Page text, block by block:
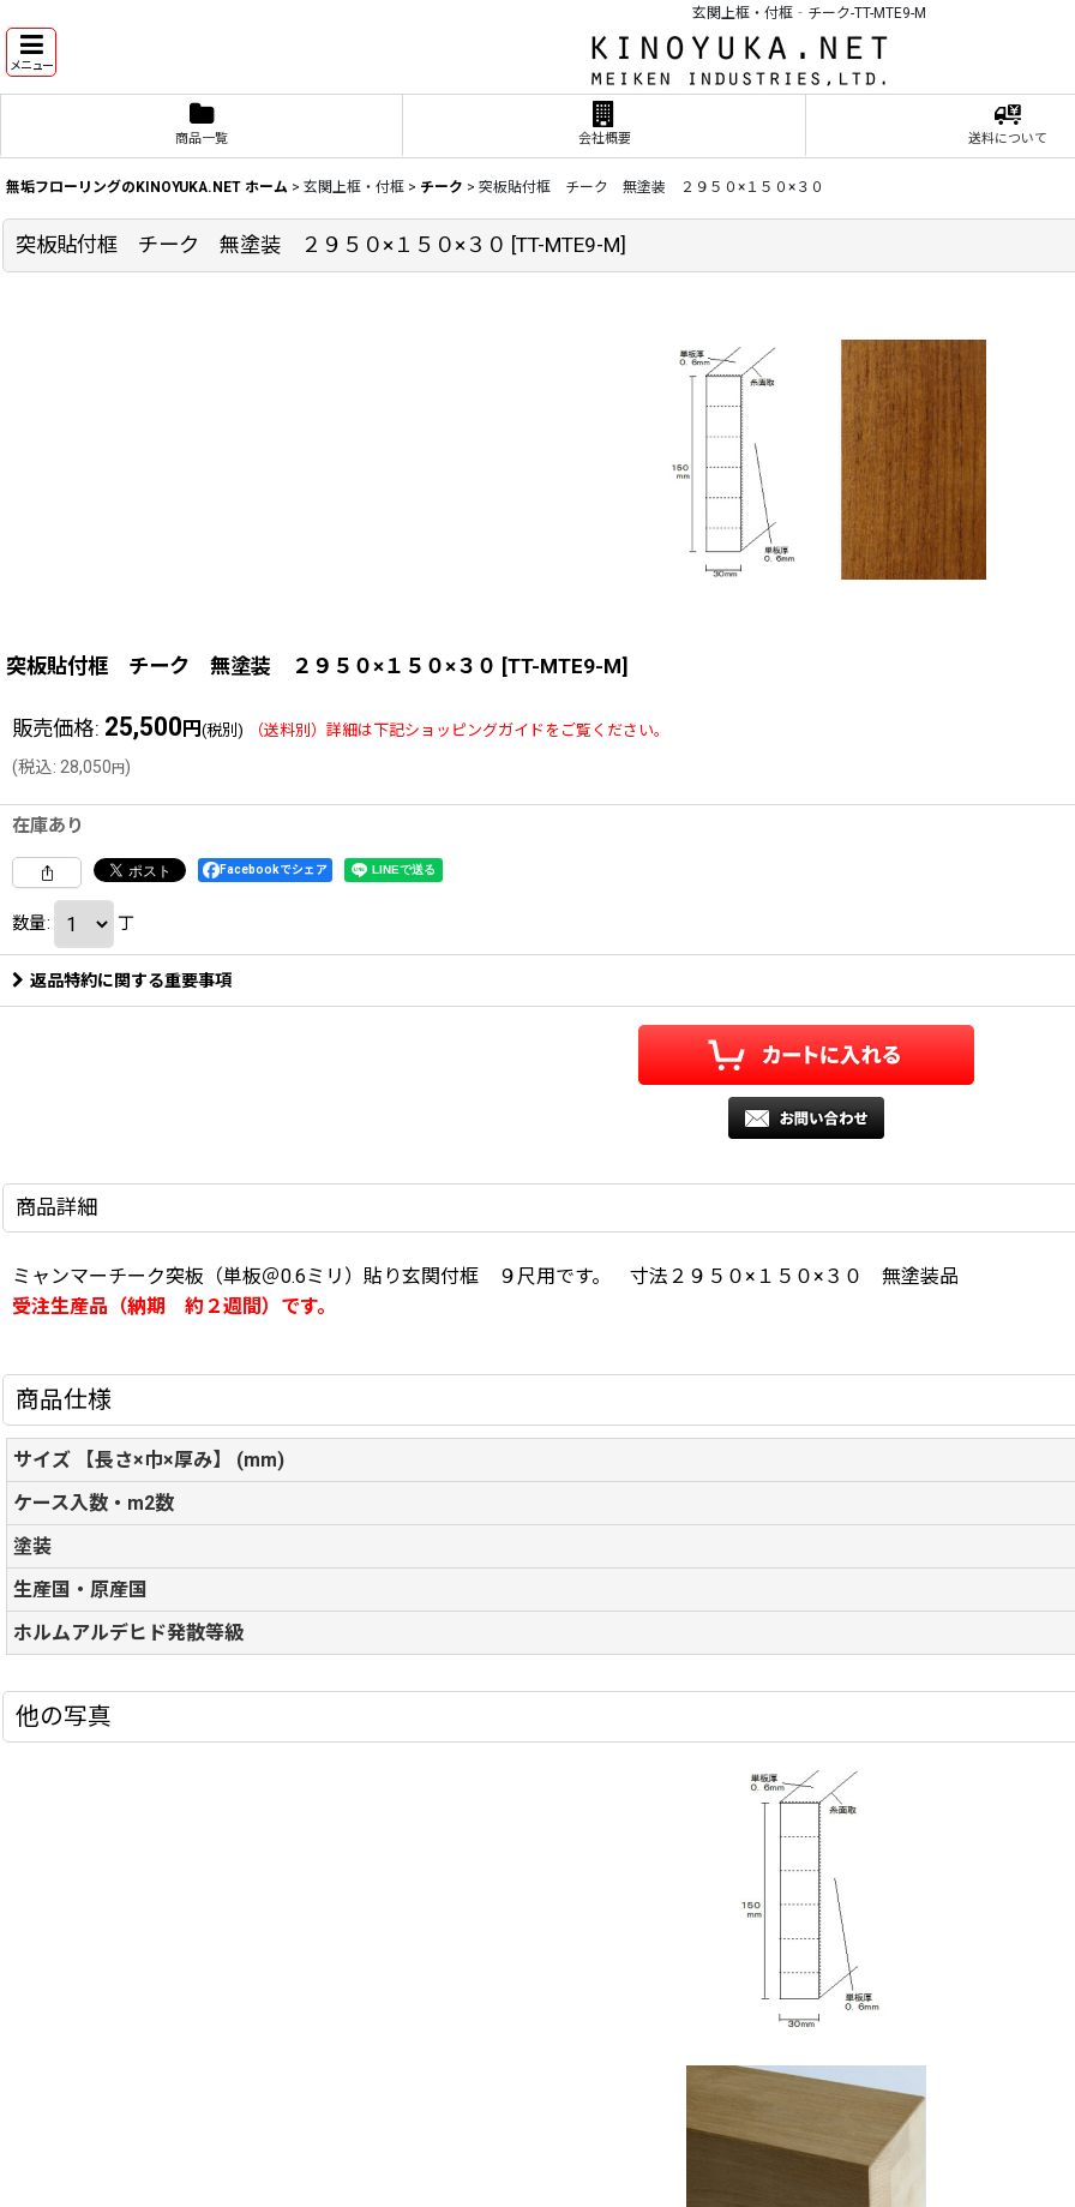
玄関上框・付框‐チーク-TT-MTE9-M
メニュー
商品一覧 会社概要 送料について
無垢フローリングのKINOYUKA.NET ホーム > 玄関上框・付框 > チーク > 突板貼付框 チーク 無塗装 ２９５０×１５０×３０
突板貼付框 チーク 無塗装 ２９５０×１５０×３０ [TT-MTE9-M]
突板貼付框 チーク 無塗装 ２９５０×１５０×３０ [TT-MTE9-M]
販売価格: 25,500 円 (税別)
(税込: 28,050円)
在庫あり
Facebookでシェア
数量: 丁
返品特約に関する重要事項
商品詳細
ミャンマーチーク突板（単板＠0.6ミリ）貼り玄関付框 ９尺用です。 寸法２９５０×１５０×３０ 無塗装品
受注生産品（納期 約２週間）です。
商品仕様
サイズ 【長さ×巾×厚み】 (mm)
ケース入数・m2数
塗装
生産国・原産国
ホルムアルデヒド発散等級
他の写真